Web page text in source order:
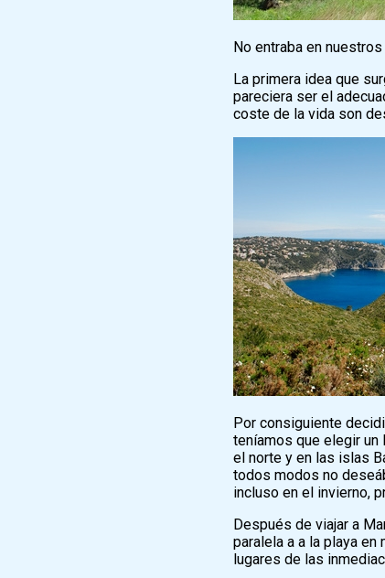
No entraba en
La primera idea que
pareciera ser el
coste de la vida son
Por consiguiente
teníamos que elegir un
el norte y en las islas
todos modos no
incluso en el invierno,
Después de viajar a
paralela a a la playa
lugares de las